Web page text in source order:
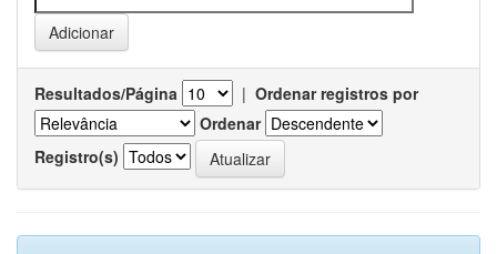
Resultados/Página | Ordenar registros por
Ordenar
Registro(s)